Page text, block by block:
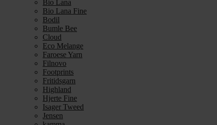
Bio Lana
Bio Lana Fine
Bodil
Bumle Bee
Cloud
Eco Melange
Faroese Yarn
Filnovo
Footprints
Fritidsgarn
Highland
Hjerte Fine
Isager Tweed
Jensen